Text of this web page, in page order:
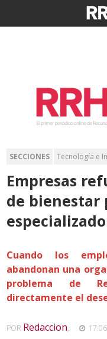
SECCIONES Tecnología e
Empresas
de
Cuando los
abandonan una
problema de
directamente el
POR Redaccion,